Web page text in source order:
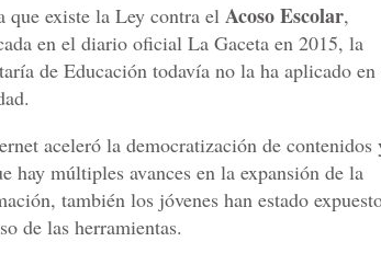
que existe la Ley contra el Acoso Escolar,
en el diario oficial La Gaceta en 2015, la
de Educación todavía no la ha aplicado en
aceleró la democratización de contenidos
hay múltiples avances en la expansión de la
también los jóvenes han estado
de las herramientas.